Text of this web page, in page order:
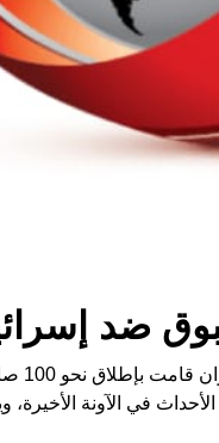
ضد
في خطوة
في الآونة الأخيرة،